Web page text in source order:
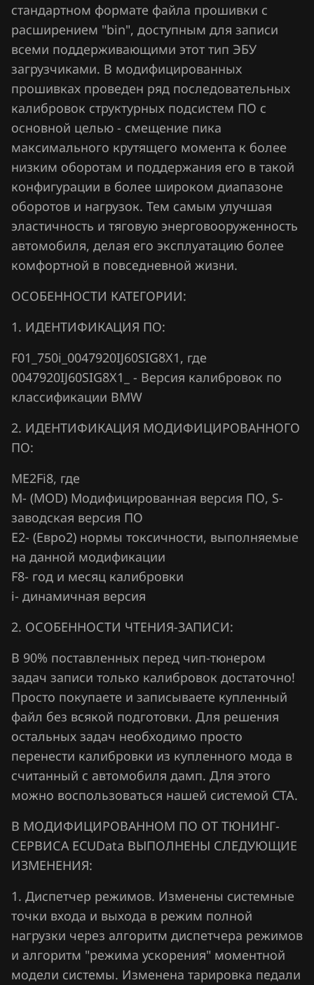
DAF
Derways
Dodge
Dongfeng
Exeed
Extreme moto
FAW
Fiat
Ford
Forthing
Foton
GAC
Geely
Genesis
Great Wall
Haima
Haval
Hawtai
Honda
Howo
Hummer
Hyundai
Infiniti
Isuzu
Iveco
JAC
Jaecoo
Jaguar
Jeep
Jetour
Kaiyi
Bosch ME9.2.2
Bosch MEV17.4.6
Bosch MEV9.2
Bosch MEV9.2.2
Bosch MEV9.4.6
Bosch MEVD17.2.x
Bosch MEVD17.8.4
Bosch MG1 (MG1CS003)
Bosch MG1 (MG1CS201)
Siemens MS42
Siemens MS43
Siemens MSD85.x
Siemens MSD87.x
Siemens MSV7x
Siemens MSV8x
Siemens MSV90
стандартном формате файла прошивки с
расширением "bin", доступным для записи
всеми поддерживающими этот тип ЭБУ
загрузчиками. В модифицированных
прошивках проведен ряд последовательных
калибровок структурных подсистем ПО с
основной целью - смещение пика
максимального крутящего момента к более
низким оборотам и поддержания его в такой
конфигурации в более широком диапазоне
оборотов и нагрузок. Тем самым улучшая
эластичность и тяговую энерговооруженность
автомобиля, делая его эксплуатацию более
комфортной в повседневной жизни.
ОСОБЕННОСТИ КАТЕГОРИИ:
1. ИДЕНТИФИКАЦИЯ ПО:
F01_750i_0047920IJ60SIG8X1, где
0047920IJ60SIG8X1_ - Версия калибровок по
классификации BMW
2. ИДЕНТИФИКАЦИЯ МОДИФИЦИРОВАННОГО
ПО:
ME2Fi8, где
М- (MOD) Модифицированная версия ПО, S-
заводская версия ПО
Е2- (Евро2) нормы токсичности, выполняемые
на данной модификации
F8- год и месяц калибровки
i- динамичная версия
2. ОСОБЕННОСТИ ЧТЕНИЯ-ЗАПИСИ:
В 90% поставленных перед чип-тюнером
задач записи только калибровок достаточно!
Просто покупаете и записываете купленный
файл без всякой подготовки. Для решения
остальных задач необходимо просто
перенести калибровки из купленного мода в
считанный с автомобиля дамп. Для этого
можно воспользоваться нашей системой CTA.
В МОДИФИЦИРОВАННОМ ПО ОТ ТЮНИНГ-
СЕРВИСА ECUData ВЫПОЛНЕНЫ СЛЕДУЮЩИЕ
ИЗМЕНЕНИЯ:
1. Диспетчер режимов. Изменены системные
точки входа и выхода в режим полной
нагрузки через алгоритм диспетчера режимов
и алгоритм "режима ускорения" моментной
модели системы. Изменена тарировка педали